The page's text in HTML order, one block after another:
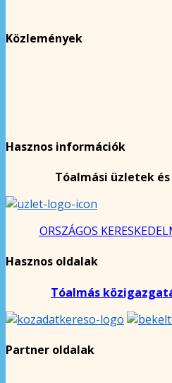
Közlemények
Hasznos információk
Tóalmási üzletek
ORSZÁGOS
Hasznos oldalak
Tóalmás
Partner oldalak